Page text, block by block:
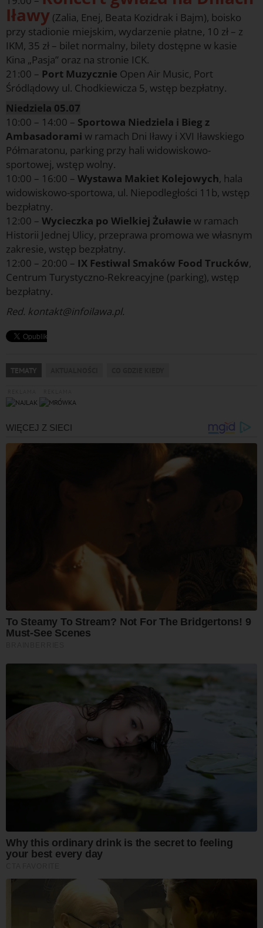
Iławy (Zalia, Enej, Beata Kozidrak i Bajm), boisko
przy stadionie miejskim, wydarzenie płatne, 10 zł – z
IKM, 35 zł – bilet normalny, bilety dostępne w kasie
Kina „Pasja” oraz na stronie ICK.
21:00 – Port Muzycznie Open Air Music, Port
Śródlądowy ul. Chodkiewicza 5, wstęp bezpłatny.
Niedziela 05.07
10:00 – 14:00 – Sportowa Niedziela i Bieg z
Ambasadorami w ramach Dni Iławy i XVI Iławskiego
Półmaratonu, parking przy hali widowiskowo-
sportowej, wstęp wolny.
10:00 – 16:00 – Wystawa Makiet Kolejowych, hala
widowiskowo-sportowa, ul. Niepodległości 11b, wstęp
bezpłatny.
12:00 – Wycieczka po Wielkiej Żuławie w ramach
Historii Jednej Ulicy, przeprawa promowa we własnym
zakresie, wstęp bezpłatny.
12:00 – 20:00 – IX Festiwal Smaków Food Trucków,
Centrum Turystyczno-Rekreacyjne (parking), wstęp
bezpłatny.
Red. kontakt@infoilawa.pl.
TEMATY